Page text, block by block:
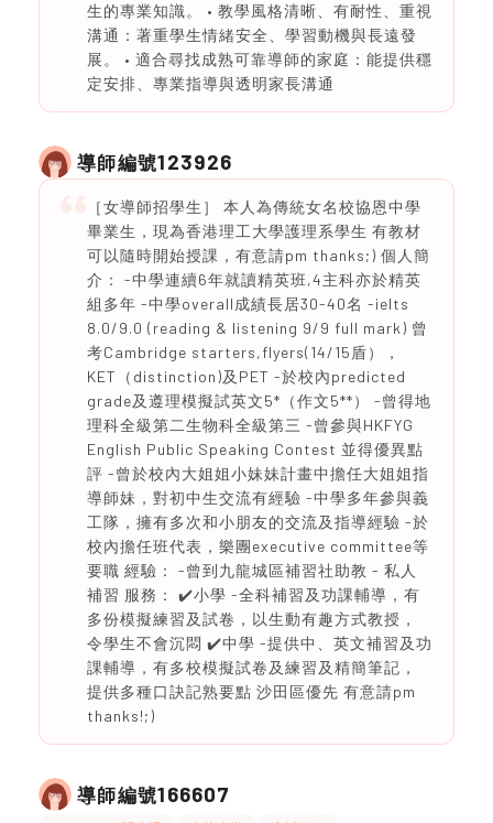
生的專業知識。 • 教學風格清晰、有耐性、重視
溝通：著重學生情緒安全、學習動機與長遠發
展。 • 適合尋找成熟可靠導師的家庭：能提供穩
定安排、專業指導與透明家長溝通
導師編號123926
［女導師招學生］ 本人為傳統女名校協恩中學
畢業生，現為香港理工大學護理系學生 有教材
可以隨時開始授課，有意請pm thanks;) 個人簡
介： -中學連續6年就讀精英班,4主科亦於精英
組多年 -中學overall成績長居30-40名 -ielts
8.0/9.0 (reading & listening 9/9 full mark) 曾
考Cambridge starters,flyers(14/15盾），
KET（distinction)及PET -於校內predicted
grade及遵理模擬試英文5*（作文5**） -曾得地
理科全級第二生物科全級第三 -曾參與HKFYG
English Public Speaking Contest 並得優異點
評 -曾於校內大姐姐小妹妹計畫中擔任大姐姐指
導師妹，對初中生交流有經驗 -中學多年參與義
工隊，擁有多次和小朋友的交流及指導經驗 -於
校內擔任班代表，樂團executive committee等
要職 經驗： -曾到九龍城區補習社助教 - 私人
補習 服務： ✔️小學 -全科補習及功課輔導，有
多份模擬練習及試卷，以生動有趣方式教授，
令學生不會沉悶 ✔️中學 -提供中、英文補習及功
課輔導，有多校模擬試卷及練習及精簡筆記，
提供多種口訣記熟要點 沙田區優先 有意請pm
thanks!;)
導師編號166607